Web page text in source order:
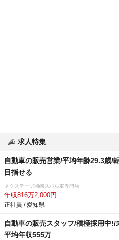
求人特集
自動車の販売営業/平均年齢29.3歳/
目指せる
ネクステージ岡崎スバル車専門店
年収816万2,000円
正社員 / 愛知県
自動車の販売スタッフ/積極採用中
平均年収555万